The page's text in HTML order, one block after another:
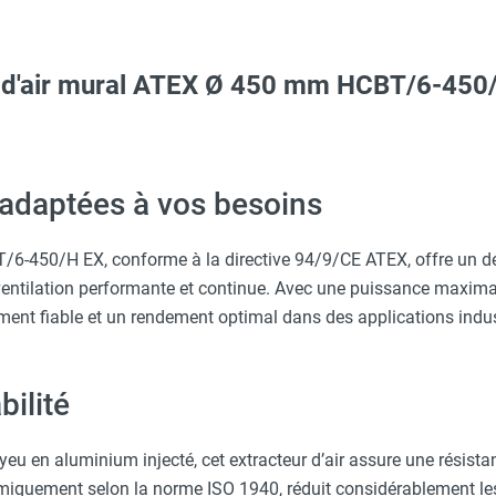
protège-menton Smartguard PE 10H - HUSQVARNA
protège-menton Smartguard PE 10H - HUSQVARNA
XXL - HUSQVARNA
mural ATEX Ø 450 mm HCBT/6-
à vos besoins
6-450/H EX, conforme à la directive 94/9/CE ATEX, offre un
performante et continue. Avec une puissance
fiable et un rendement optimal dans des applications
en aluminium injecté, cet extracteur d’air assure une
selon la norme ISO 1940, réduit considérablement